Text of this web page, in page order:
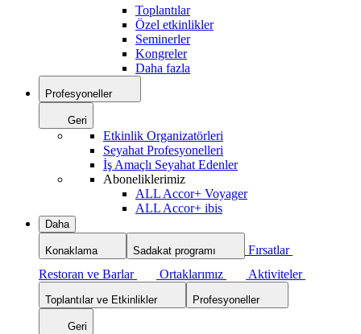
Toplantılar
Özel etkinlikler
Seminerler
Kongreler
Daha fazla
Profesyoneller
Geri
Etkinlik Organizatörleri
Seyahat Profesyonelleri
İş Amaçlı Seyahat Edenler
Aboneliklerimiz
ALL Accor+ Voyager
ALL Accor+ ibis
Daha
Konaklama Sadakat programı
Fırsatlar
Restoran ve Barlar
Ortaklarımız Aktiviteler
Toplantılar ve Etkinlikler Profesyoneller
Geri